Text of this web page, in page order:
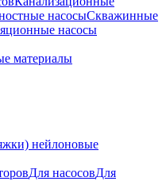
насосыСкважинные
насосы
нейлоновые
Для насосовДля